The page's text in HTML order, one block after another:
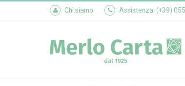
Chi siamo Assistenza: (+39)